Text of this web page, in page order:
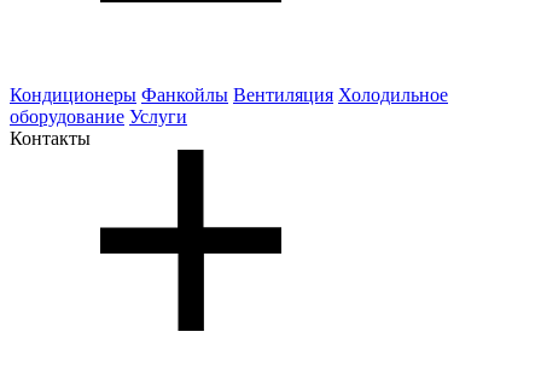
Кондиционеры Фанкойлы Вентиляция Холодильное
оборудование Услуги
Контакты